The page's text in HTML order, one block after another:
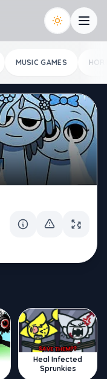
MUSIC GAMES
Heal Infected
Sprunkies